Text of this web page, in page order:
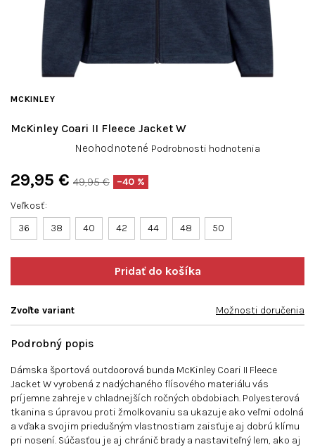
Veľkosť
36
38 40 42 44 48 50
49,95 € –40 %
29,95 €
Zvoľte variant Možnosti doručenia
McKinley Coari II Fleece Jacket W
MCKINLEY
Priemerné
je
z
Neohodnotené Podrobnosti hodnotenia
Podrobný popis
Dámska športová outdoorová bunda McKinley Coari II Fleece
Jacket W vyrobená z nadýchaného flísového materiálu vás
príjemne zahreje v chladnejších ročných obdobiach. Polyesterová
tkanina s úpravou proti žmolkovaniu sa ukazuje ako veľmi odolná
a vďaka svojim priedušným vlastnostiam zaisťuje aj dobrú klímu
pri nosení. Súčasťou je aj chránič brady a nastaviteľný lem, ako aj